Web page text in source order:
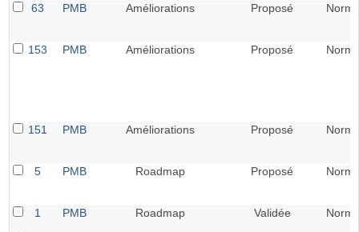
63 PMB Améliorations Proposé
153 PMB Améliorations Proposé
151 PMB Améliorations Proposé
5 PMB Roadmap Proposé
1 PMB Roadmap Validée